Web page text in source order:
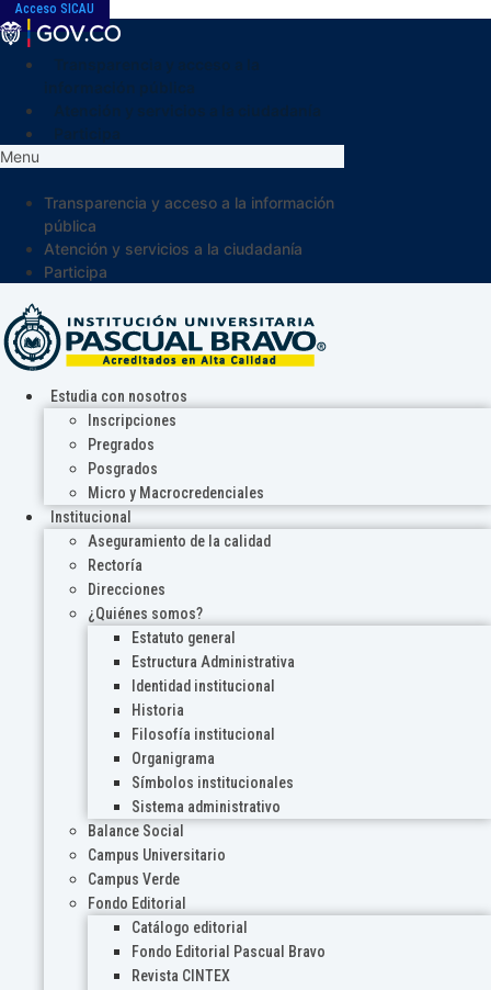
Acceso SICAU
Menu
Transparencia y acceso a la información
pública
Atención y servicios a la ciudadanía
Participa
Estudia con nosotros
Inscripciones
Pregrados
Posgrados
Micro y Macrocredenciales
Institucional
Aseguramiento de la calidad
Rectoría
Direcciones
¿Quiénes somos?
Estatuto general
Estructura Administrativa
Identidad institucional
Historia
Filosofía institucional
Organigrama
Símbolos institucionales
Sistema administrativo
Balance Social
Campus Universitario
Campus Verde
Fondo Editorial
Catálogo editorial
Fondo Editorial Pascual Bravo
Revista CINTEX